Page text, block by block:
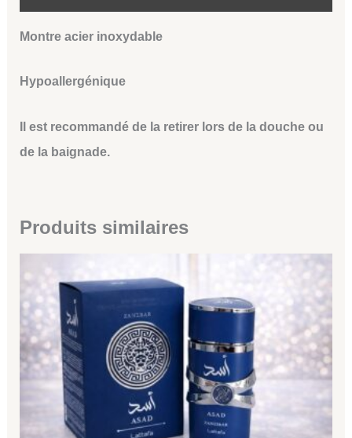
Montre acier inoxydable
Hypoallergénique
Il est recommandé de la retirer lors de la douche ou
de la baignade.
Produits similaires